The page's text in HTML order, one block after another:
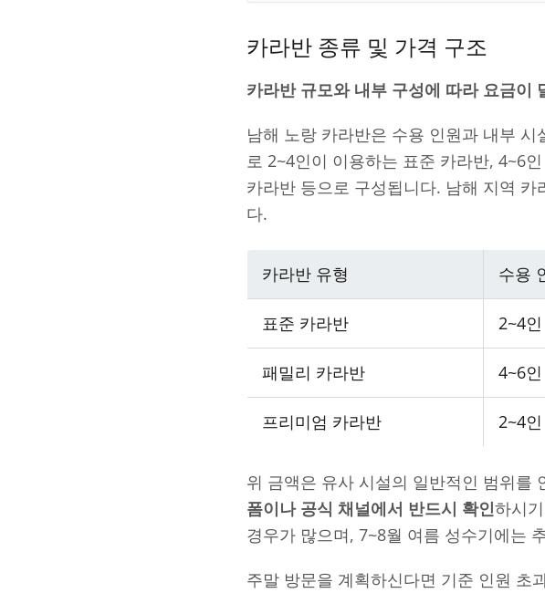
카라반 종류 및 가격 구조
카라반 규모와 내부 구성에 따라 요금이
남해 노랑 카라반은 수용 인원과 내부
로 2~4인이 이용하는 표준 카라반, 4~6
카라반 등으로 구성됩니다. 남해 지역
다.
카라반 유형 수용
표준 카라반 2~4인
패밀리 카라반 4~6인
프리미엄 카라반 2~4인
위 금액은 유사 시설의 일반적인 범위를
폼이나 공식 채널에서 반드시 확인하시
경우가 많으며, 7~8월 여름 성수기에는
주말 방문을 계획하신다면 기준 인원 초